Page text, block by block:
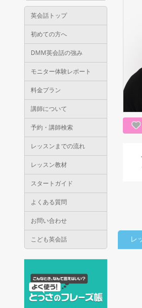
英会話トップ
初めての方へ
DMM英会話の強み
モニター体験レポート
料金プラン
講師について
予約・講師検索
レッスンまでの流れ
レッスン教材
スタートガイド
よくある質問
お問い合わせ
こども英会話 レ